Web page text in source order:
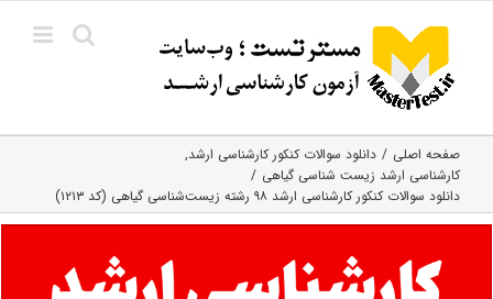
content
صفحه اصلی
دانلود سوالات کنکور کارشناسی ارشد
کارشناسی ارشد زیست‌ شناسی گیاهی
دانلود سوالات کنکور کارشناسی ارشد ۹۸ رشته زیست‌شناسی گیاهی (کد ۱۲۱۳)